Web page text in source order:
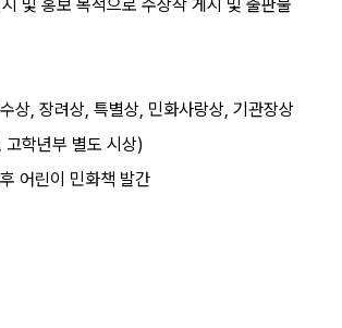
및 홍보 목적으로 수상작 게시 및 출판물
상, 장려상, 특별상, 민화사랑상, 기관장상
, 고학년부 별도 시상)
어린이 민화책 발간